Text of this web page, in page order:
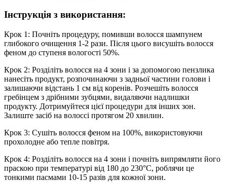
Інструкція з використання:
Крок 1: Почніть процедуру, помивши волосся шампунем
глибокого очищення 1-2 рази. Після цього висушіть волосся
феном до ступеня вологості 50%.
Крок 2: Розділіть волосся на 4 зони і за допомогою пензлика
нанесіть продукт, розпочинаючи з задньої частини голови і
залишаючи відстань 1 см від коренів. Розчешіть волосся
гребінцем з дрібними зубцями, видаляючи надлишки
продукту. Дотримуйтеся цієї процедури для інших зон.
Залиште засіб на волоссі протягом 20 хвилин.
Крок 3: Сушіть волосся феном на 100%, використовуючи
прохолодне або тепле повітря.
Крок 4: Розділіть волосся на 4 зони і почніть випрямляти його
праскою при температурі від 180 до 230°C, роблячи це
тонкими пасмами 10-15 разів для кожної зони.